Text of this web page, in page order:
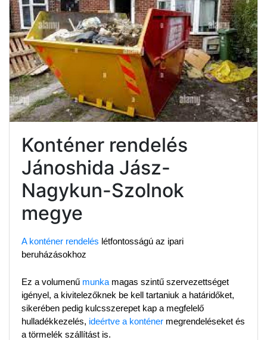
Konténer rendelés
Jánoshida Jász-
Nagykun-Szolnok
megye
A konténer rendelés létfontosságú az ipari
beruházásokhoz
Ez a volumenű munka magas szintű szervezettséget
igényel, a kivitelezőknek be kell tartaniuk a határidőket,
sikerében pedig kulcsszerepet kap a megfelelő
hulladékkezelés, ideértve a konténer megrendeléseket és
a törmelék szállítást is.